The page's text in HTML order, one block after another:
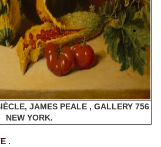
JAMES PEALE , GALLERY 756
NEW YORK.
.